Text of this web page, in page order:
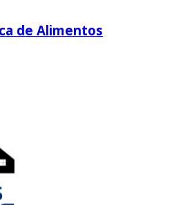
de Alimentos